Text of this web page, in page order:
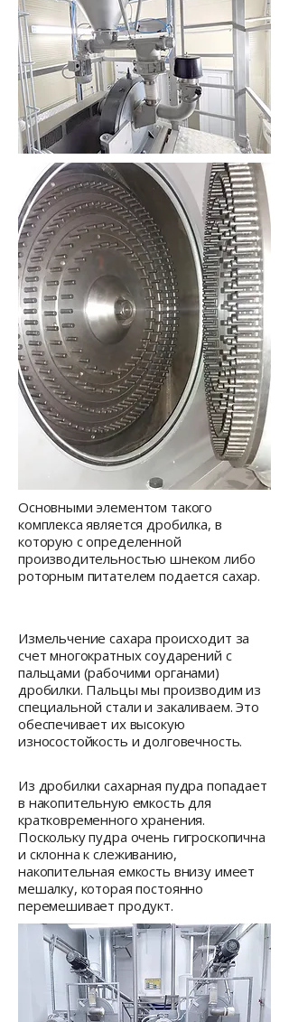
Основными элементом такого
комплекса является дробилка, в
которую с определенной
производительностью шнеком либо
роторным питателем подается сахар.
Измельчение сахара происходит за
счет многократных соударений с
пальцами (рабочими органами)
дробилки. Пальцы мы производим из
специальной стали и закаливаем. Это
обеспечивает их высокую
износостойкость и долговечность.
Из дробилки сахарная пудра попадает
в накопительную емкость для
кратковременного хранения.
Поскольку пудра очень гигроскопична
и склонна к слеживанию,
накопительная емкость внизу имеет
мешалку, которая постоянно
перемешивает продукт.